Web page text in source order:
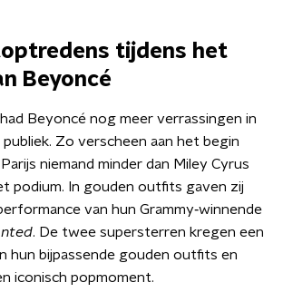
tijdens het
Beyoncé
Beyoncé nog meer verrassingen in
Zo verscheen aan het begin
niemand minder dan Miley Cyrus
podium. In gouden outfits gaven zij
van hun Grammy‑winnende
. De twee supersterren kregen een
hun bijpassende gouden outfits en
iconisch popmoment.